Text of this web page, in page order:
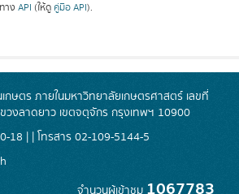
าง API (ให้ดู คู่มือ API).
กษตร ภายในมหาวิทยาลัยเกษตรศาสตร์ เลขที่
วงลาดยาว เขตจตุจักร กรุงเทพฯ 10900
18 | | โทรสาร 02-109-5144-5
จำนวนผู้เข้าชม